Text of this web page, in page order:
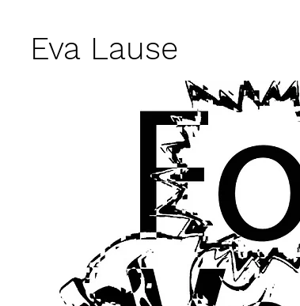
Eva Lause